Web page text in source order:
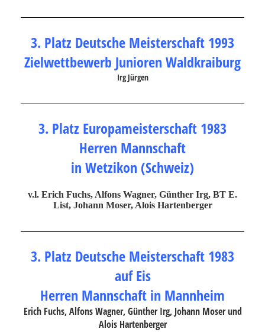
3. Platz Deutsche Meisterschaft 1993
Zielwettbewerb Junioren Waldkraiburg
Irg Jürgen
3. Platz Europameisterschaft 1983
Herren Mannschaft
in Wetzikon (Schweiz)
v.l. Erich Fuchs, Alfons Wagner, Günther Irg, BT E.
List, Johann Moser, Alois Hartenberger
3. Platz Deutsche Meisterschaft 1983
auf Eis
Herren Mannschaft in Mannheim
Erich Fuchs, Alfons Wagner, Günther Irg, Johann Moser und
Alois Hartenberger